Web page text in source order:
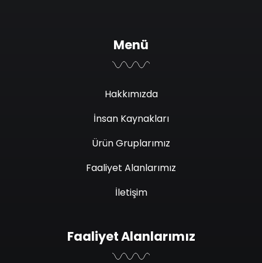
Menü
Hakkımızda
İnsan Kaynakları
Ürün Gruplarımız
Faaliyet Alanlarımız
İletişim
Faaliyet Alanlarımız